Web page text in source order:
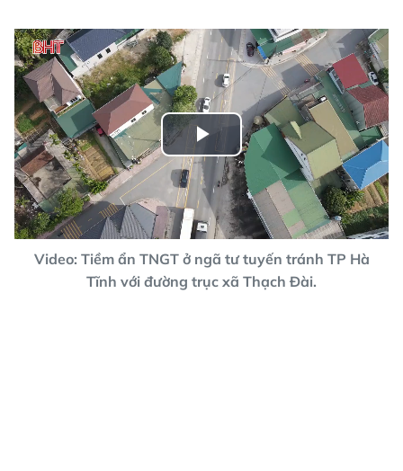
Play
Video
Video: Tiềm ẩn TNGT ở ngã tư tuyến tránh TP Hà
Tĩnh với đường trục xã Thạch Đài.